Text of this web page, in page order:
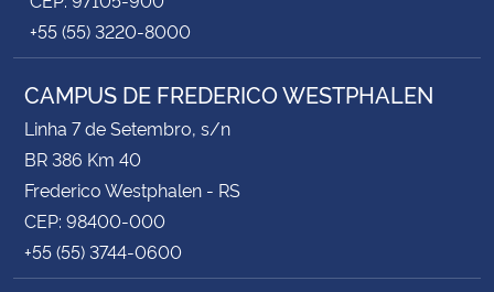
+55 (55) 3220-8000
CAMPUS DE FREDERICO WESTPHALEN
Linha 7 de Setembro, s/n
BR 386 Km 40
Frederico Westphalen - RS
CEP: 98400-000
+55 (55) 3744-0600